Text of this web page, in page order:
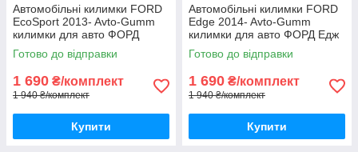
Автомобільні килимки FORD
EcoSport 2013- Avto-Gumm
килимки для авто ФОРД
ЕкоСпорт 2013- Автогум
Готово до відправки
1 690 ₴/комплект
1 940 ₴/комплект
Купити
Автомобільні килимки FORD
Edge 2014- Avto-Gumm
килимки для авто ФОРД Едж
2014- Автогум
Готово до відправки
1 690 ₴/комплект
1 940 ₴/комплект
Купити